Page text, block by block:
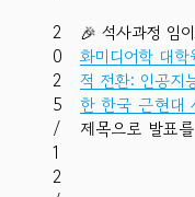
2
0
2
5
/
1
2
🎉 석사과정 임
화미디어학 대학
적 전환: 인공지
한 한국 근현대
제목으로 발표